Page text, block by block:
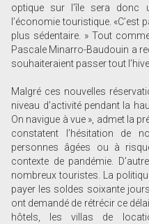
optique sur l’île sera donc
l’économie touristique.
plus sédentaire. » Tout
Pascale Minarro-Baudouin a
souhaiteraient passer tout
Malgré ces nouvelles
niveau d’activité pendant la
On navigue à vue », admet la
constatent l’hésitation de
personnes âgées ou à
contexte de pandémie.
nombreux touristes. La
payer les soldes soixante
ont demandé de rétrécir ce
hôtels, les villas de